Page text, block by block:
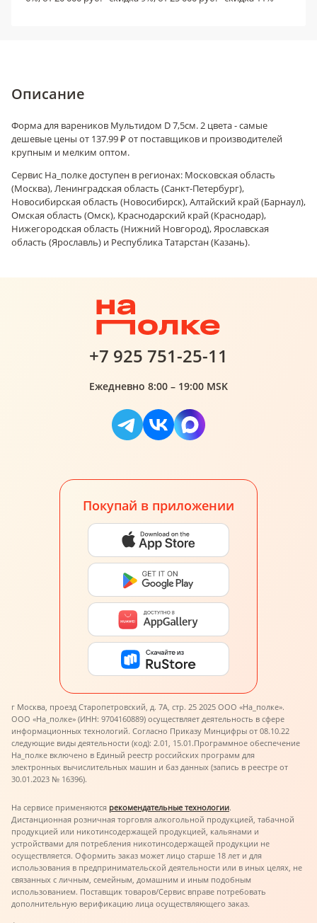
Описание
Форма для вареников Мультидом D 7,5см. 2 цвета - самые
дешевые цены от 137.99 ₽ от поставщиков и производителей
крупным и мелким оптом.
Сервис На_полке доступен в регионах: Московская область
(Москва), Ленинградская область (Санкт-Петербург),
Новосибирская область (Новосибирск), Алтайский край (Барнаул),
Омская область (Омск), Краснодарский край (Краснодар),
Нижегородская область (Нижний Новгород), Ярославская
область (Ярославль) и Республика Татарстан (Казань).
+7 925 751-25-11
Ежедневно 8:00 – 19:00 MSK
Покупай в приложении
г Москва, проезд Старопетровский, д. 7А, стр. 25 2025 ООО «На_полке».
ООО «На_полке» (ИНН: 9704160889) осуществляет деятельность в сфере
информационных технологий. Согласно Приказу Минцифры от 08.10.22
следующие виды деятельности (код): 2.01, 15.01.Программное обеспечение
На_полке включено в Единый реестр российских программ для
электронных вычислительных машин и баз данных (запись в реестре от
30.01.2023 № 16396).
На сервисе применяются рекомендательные технологии.
Дистанционная розничная торговля алкогольной продукцией, табачной
продукцией или никотинсодержащей продукцией, кальянами и
устройствами для потребления никотинсодержащей продукции не
осуществляется. Оформить заказ может лицо старше 18 лет и для
использования в предпринимательской деятельности или в иных целях, не
связанных с личным, семейным, домашним и иным подобным
использованием. Поставщик товаров/Сервис вправе потребовать
дополнительную верификацию лица осуществляющего заказ.